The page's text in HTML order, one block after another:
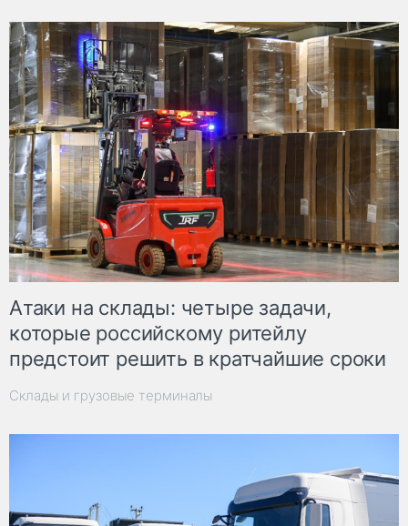
Атаки на склады: четыре задачи,
которые российскому ритейлу
предстоит решить в кратчайшие сроки
Склады и грузовые терминалы